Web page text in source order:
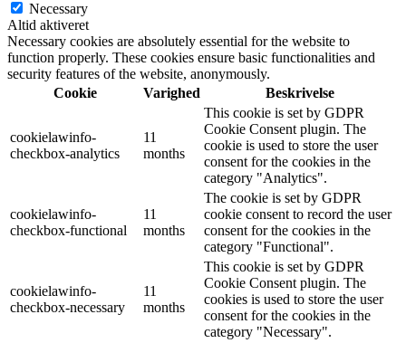
Necessary
Altid aktiveret
Necessary cookies are absolutely essential for the website to
function properly. These cookies ensure basic functionalities and
security features of the website, anonymously.
Cookie
Varighed Beskrivelse
cookielawinfo-
checkbox-analytics
11
months
This cookie is set by GDPR
Cookie Consent plugin. The
cookie is used to store the user
consent for the cookies in the
category "Analytics".
cookielawinfo-
checkbox-functional
11
months
The cookie is set by GDPR
cookie consent to record the user
consent for the cookies in the
category "Functional".
cookielawinfo-
checkbox-necessary
11
months
This cookie is set by GDPR
Cookie Consent plugin. The
cookies is used to store the user
consent for the cookies in the
category "Necessary".